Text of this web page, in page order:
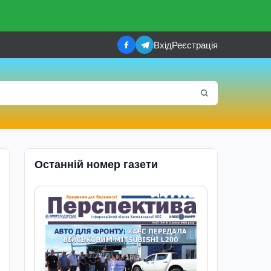
ВхідРеєстрація
Останній номер газети